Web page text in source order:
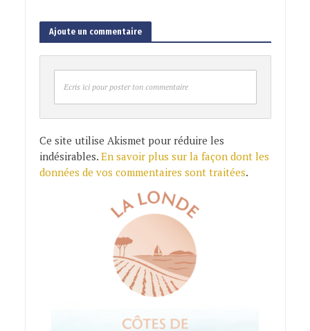
Ajoute un commentaire
Ecris ici pour poster ton commentaire
Ce site utilise Akismet pour réduire les
indésirables. En savoir plus sur la façon dont les
données de vos commentaires sont traitées.